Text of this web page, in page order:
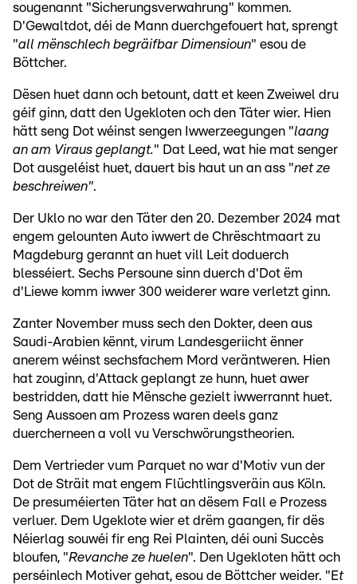
sougenannt "Sicherungsverwahrung" kommen.
D'Gewaltdot, déi de Mann duerchgefouert hat, sprengt
"all mënschlech begräifbar Dimensioun" esou de
Böttcher.
Dësen huet dann och betount, datt et keen Zweiwel dru
géif ginn, datt den Ugekloten och den Täter wier. Hien
hätt seng Dot wéinst sengen Iwwerzeegungen "laang
an am Viraus geplangt." Dat Leed, wat hie mat senger
Dot ausgeléist huet, dauert bis haut un an ass "net ze
beschreiwen".
Der Uklo no war den Täter den 20. Dezember 2024 mat
engem gelounten Auto iwwert de Chrëschtmaart zu
Magdeburg gerannt an huet vill Leit doduerch
blesséiert. Sechs Persoune sinn duerch d'Dot ëm
d'Liewe komm iwwer 300 weiderer ware verletzt ginn.
Zanter November muss sech den Dokter, deen aus
Saudi-Arabien kënnt, virum Landesgeriicht ënner
anerem wéinst sechsfachem Mord veräntweren. Hien
hat zouginn, d'Attack geplangt ze hunn, huet awer
bestridden, datt hie Mënsche gezielt iwwerrannt huet.
Seng Aussoen am Prozess waren deels ganz
duercherneen a voll vu Verschwörungstheorien.
Dem Vertrieder vum Parquet no war d'Motiv vun der
Dot de Sträit mat engem Flüchtlingsveräin aus Köln.
De presuméierten Täter hat an dësem Fall e Prozess
verluer. Dem Ugeklote wier et drëm gaangen, fir dës
Néierlag souwéi fir eng Rei Plainten, déi ouni Succès
bloufen, "Revanche ze huelen". Den Ugekloten hätt och
perséinlech Motiver gehat, esou de Böttcher weider. "Et